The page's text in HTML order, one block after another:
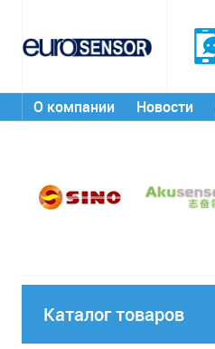
О компании Новости
Каталог товаров